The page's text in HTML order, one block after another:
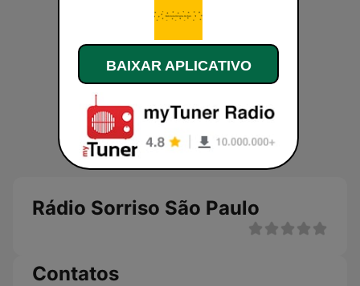
Rádio Sorriso São Paulo
Contatos
BAIXAR APLICATIVO